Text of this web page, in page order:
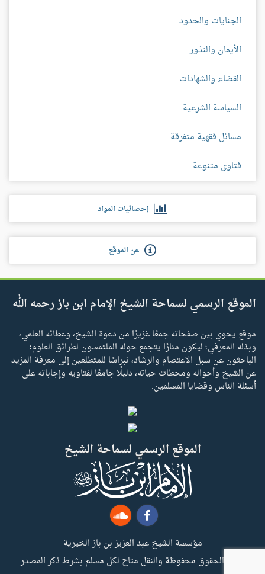
الجنايات والحدود
الأيمان والنذور
القضاء والشهادات
السياسة الشرعية
مسائل فقهية متفرقة
فتاوى متنوعة
إحصائيات المواد
عن الموقع
الموقع الرسمي لسماحة الشيخ الإمام ابن باز رحمه الله
موقع يحوي بين صفحاته جمعًا غزيرًا من دعوة الشيخ، وعطائه العلمي،
وبذله المعرفي؛ ليكون منارًا يتجمع حوله الملتمسون لطرائق العلوم؛
الباحثون عن سبل الاعتصام والرشاد، نبراسًا للمتطلعين إلى معرفة المزيد
عن الشيخ وأحواله ومحطات حياته، دليلًا جامعًا لفتاويه وإجاباته على
أسئلة الناس وقضايا المسلمين.
الموقع الرسمي لسماحة الشيخ
مؤسسة الشيخ عبد العزيز بن باز الخيرية
جميع الحقوق محفوظة والنقل متاح لكل مسلم بشرط ذكر المصدر